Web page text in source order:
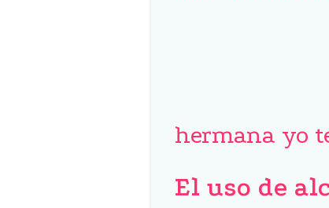
hermana yo
El uso de